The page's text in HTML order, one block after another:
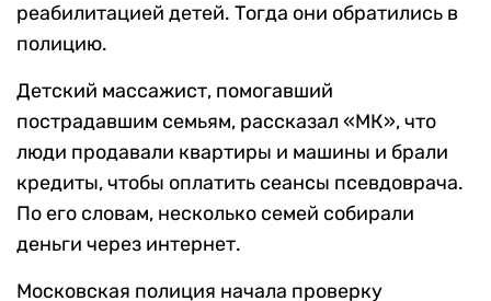
реабилитацией детей. Тогда они обратились в
полицию.
Детский массажист, помогавший
пострадавшим семьям, рассказал «МК», что
люди продавали квартиры и машины и брали
кредиты, чтобы оплатить сеансы псевдоврача.
По его словам, несколько семей собирали
деньги через интернет.
Московская полиция начала проверку